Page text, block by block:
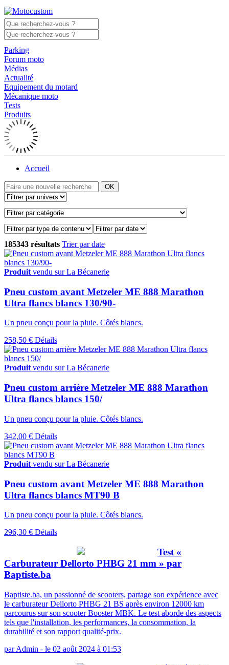
Parking
Forum moto
Médias
Actualité
Equipement du motard
Mécanique moto
Tests
Produits
Accueil
OK
185343 résultats Trier par date
Produit vendu sur La Bécanerie
Pneu custom avant Metzeler ME 888 Marathon
Ultra flancs blancs 130/90-
Un pneu conçu pour la pluie. Côtés blancs.
258,50 € Détails
Produitvendu sur La Bécanerie
Pneu custom arrière Metzeler ME 888 Marathon
Ultra flancs blancs 150/
Un pneu conçu pour la pluie. Côtés blancs.
342,00 € Détails
Produit vendu sur La Bécanerie
Pneu custom avant Metzeler ME 888 Marathon
Ultra flancs blancs MT90 B
Un pneu conçu pour la pluie. Côtés blancs.
296,30 € Détails
Test «
Carburateur Dellorto PHBG 21 mm » par
Baptiste.ba
Baptiste.ba, un passionné de scooters, partage son expérience avec
le carburateur Dellorto PHBG 21 BS après environ 12000 km
parcourus sur son scooter Booster MBK. Le test aborde des aspects
tels que l'installation, les performances, la consommation, la
durabilité et son rapport qualité-prix.
parAdmin - le 02 août 2024 à 01:53